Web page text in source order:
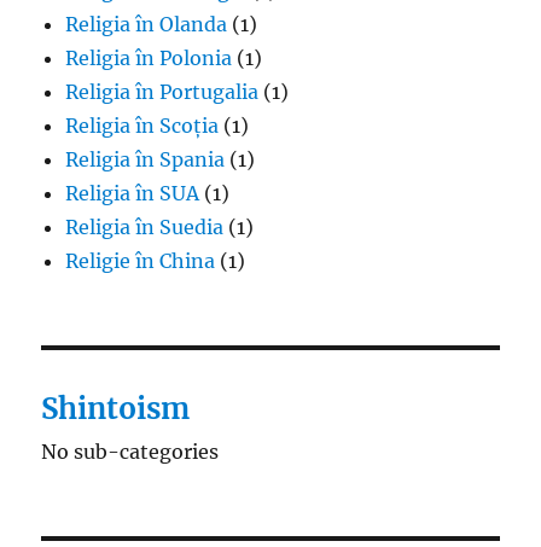
Religia în Olanda (1)
Religia în Polonia (1)
Religia în Portugalia (1)
Religia în Scoția (1)
Religia în Spania (1)
Religia în SUA (1)
Religia în Suedia (1)
Religie în China (1)
Shintoism
No sub-categories